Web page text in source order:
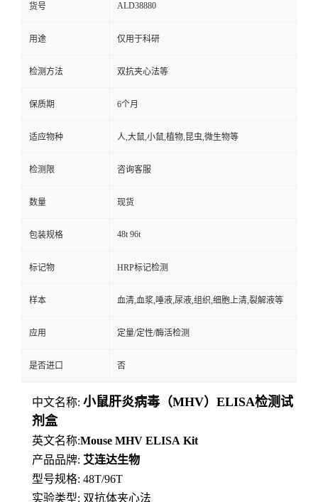
货号 ALD38880
用途 仅用于科研
检测方法 双抗夹心法等
保质期 6个月
适应物种 人,大鼠,小鼠,植物,昆虫,微生物等
检测限 咨询客服
数量 现货
包装规格 48t 96t
标记物 HRP标记检测
样本 血清,血浆,唾液,尿液,组织,细胞上清,裂解液等
应用 定量/定性/酶活检测
是否进口 否
中文名称: 小鼠肝炎病毒（MHV）ELISA检测试
剂盒
英文名称:Mouse MHV ELISA Kit
产品品牌: 艾连达生物
型号规格: 48T/96T
实验类型: 双抗体夹心法